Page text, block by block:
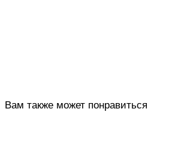
Вам также может понравиться